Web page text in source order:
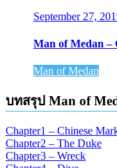
September 27,
Man of Medan –
Man of Medan
บทสรุป Man of
Chapter1 – Chinese
Chapter2 – The Duke
Chapter3 – Wreck